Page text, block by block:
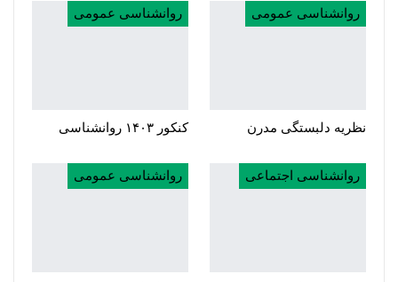
روانشناسی عمومی
نظریه دلبستگی مدرن
روانشناسی عمومی
کنکور ۱۴۰۳ روانشناسی
روانشناسی اجتماعی روانشناسی عمومی